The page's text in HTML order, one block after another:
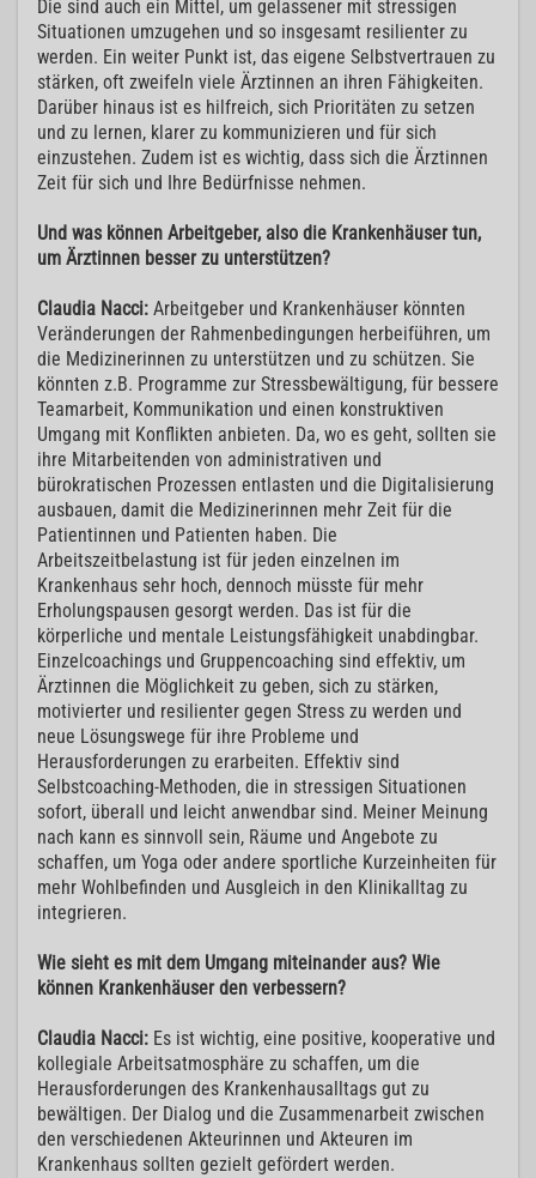
Die sind auch ein Mittel, um gelassener mit stressigen
Situationen umzugehen und so insgesamt resilienter zu
werden. Ein weiter Punkt ist, das eigene Selbstvertrauen zu
stärken, oft zweifeln viele Ärztinnen an ihren Fähigkeiten.
Darüber hinaus ist es hilfreich, sich Prioritäten zu setzen
und zu lernen, klarer zu kommunizieren und für sich
einzustehen. Zudem ist es wichtig, dass sich die Ärztinnen
Zeit für sich und Ihre Bedürfnisse nehmen.
Und was können Arbeitgeber, also die Krankenhäuser tun,
um Ärztinnen besser zu unterstützen?
Claudia Nacci: Arbeitgeber und Krankenhäuser könnten
Veränderungen der Rahmenbedingungen herbeiführen, um
die Medizinerinnen zu unterstützen und zu schützen. Sie
könnten z.B. Programme zur Stressbewältigung, für bessere
Teamarbeit, Kommunikation und einen konstruktiven
Umgang mit Konflikten anbieten. Da, wo es geht, sollten sie
ihre Mitarbeitenden von administrativen und
bürokratischen Prozessen entlasten und die Digitalisierung
ausbauen, damit die Medizinerinnen mehr Zeit für die
Patientinnen und Patienten haben. Die
Arbeitszeitbelastung ist für jeden einzelnen im
Krankenhaus sehr hoch, dennoch müsste für mehr
Erholungspausen gesorgt werden. Das ist für die
körperliche und mentale Leistungsfähigkeit unabdingbar.
Einzelcoachings und Gruppencoaching sind effektiv, um
Ärztinnen die Möglichkeit zu geben, sich zu stärken,
motivierter und resilienter gegen Stress zu werden und
neue Lösungswege für ihre Probleme und
Herausforderungen zu erarbeiten. Effektiv sind
Selbstcoaching-Methoden, die in stressigen Situationen
sofort, überall und leicht anwendbar sind. Meiner Meinung
nach kann es sinnvoll sein, Räume und Angebote zu
schaffen, um Yoga oder andere sportliche Kurzeinheiten für
mehr Wohlbefinden und Ausgleich in den Klinikalltag zu
integrieren.
Wie sieht es mit dem Umgang miteinander aus? Wie
können Krankenhäuser den verbessern?
Claudia Nacci: Es ist wichtig, eine positive, kooperative und
kollegiale Arbeitsatmosphäre zu schaffen, um die
Herausforderungen des Krankenhausalltags gut zu
bewältigen. Der Dialog und die Zusammenarbeit zwischen
den verschiedenen Akteurinnen und Akteuren im
Krankenhaus sollten gezielt gefördert werden.